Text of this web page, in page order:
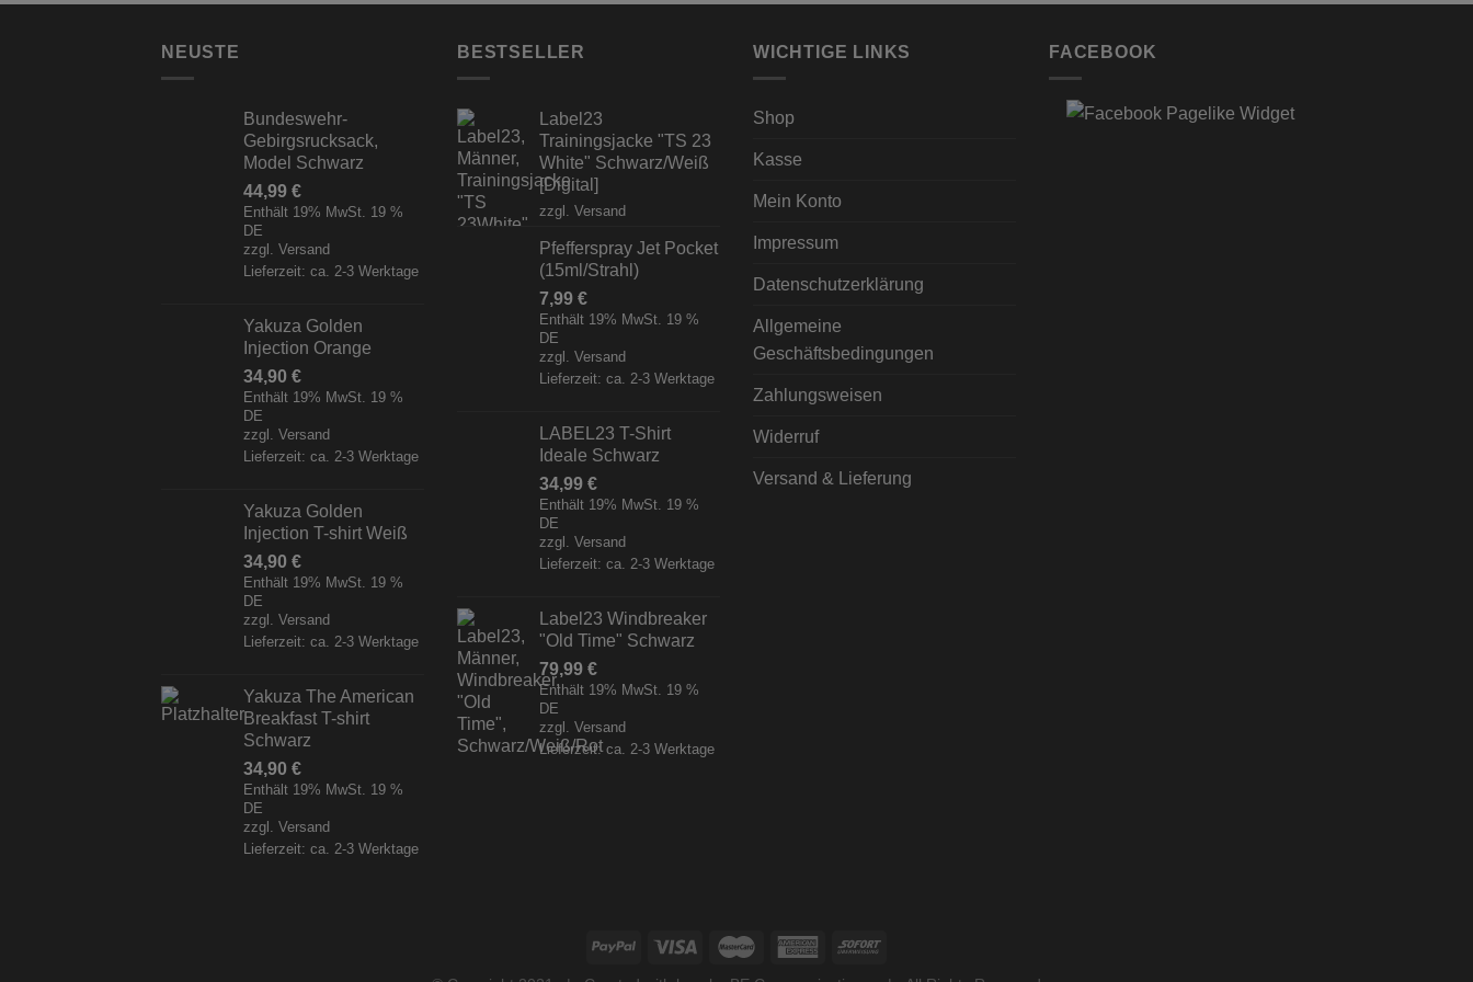
NEUSTE
Bundeswehr-
Gebirgsrucksack,
Model Schwarz
44,99 €
Enthält 19% MwSt. 19 %
DE
zzgl. Versand
Lieferzeit: ca. 2-3 Werktage
Yakuza Golden
Injection Orange
34,90 €
Enthält 19% MwSt. 19 %
DE
zzgl. Versand
Lieferzeit: ca. 2-3 Werktage
Yakuza Golden
Injection T-shirt Weiß
34,90 €
Enthält 19% MwSt. 19 %
DE
zzgl. Versand
Lieferzeit: ca. 2-3 Werktage
Yakuza The American
Breakfast T-shirt
Schwarz
34,90 €
Enthält 19% MwSt. 19 %
DE
zzgl. Versand
Lieferzeit: ca. 2-3 Werktage
BESTSELLER
Label23
Trainingsjacke "TS 23
White" Schwarz/Weiß
[Digital]
zzgl. Versand
Pfefferspray Jet Pocket
(15ml/Strahl)
7,99 €
Enthält 19% MwSt. 19 %
DE
zzgl. Versand
Lieferzeit: ca. 2-3 Werktage
LABEL23 T-Shirt
Ideale Schwarz
34,99 €
Enthält 19% MwSt. 19 %
DE
zzgl. Versand
Lieferzeit: ca. 2-3 Werktage
Label23 Windbreaker
"Old Time" Schwarz
79,99 €
Enthält 19% MwSt. 19 %
DE
zzgl. Versand
Lieferzeit: ca. 2-3 Werktage
WICHTIGE LINKS
Shop
Kasse
Mein Konto
Impressum
Datenschutzerklärung
Allgemeine
Geschäftsbedingungen
Zahlungsweisen
Widerruf
Versand & Lieferung
FACEBOOK